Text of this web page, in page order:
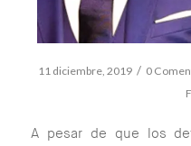
11 diciembre, 2019 / 0
A pesar de que los